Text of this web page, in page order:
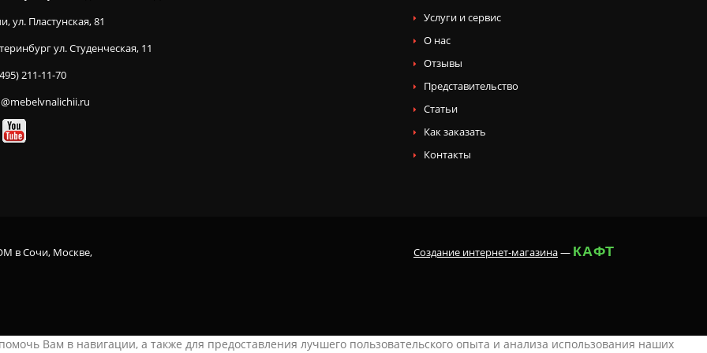
ул. Пластунская, 81
ул. Студенческая, 11
211-11-70
Услуги и сервис
О нас
Отзывы
Представительство
Статьи
Как заказать
Контакты
в Сочи, Москве,
Создание интернет-магазина— КАФТ
Вам в навигации, а также для предоставления лучшего пользовательского опыта и анализа использования наших